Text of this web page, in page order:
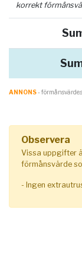
korrekt
ANNONS-
Observera
Vissa uppgifter
förmånsvärde
- Ingen